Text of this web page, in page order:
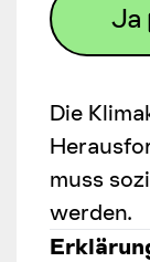
Ja
Die
muss
werden.